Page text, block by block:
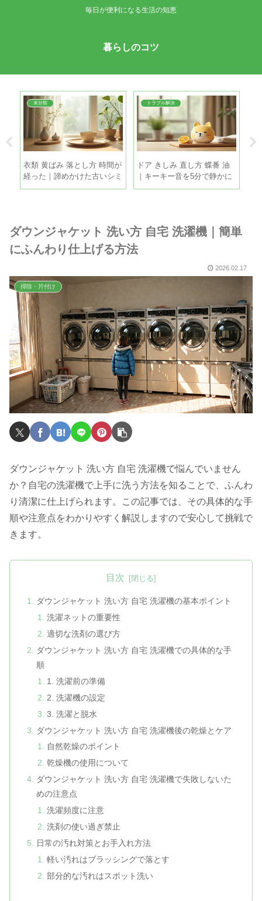
毎日が便利になる生活の知恵
暮らしのコツ
未分類
衣類 黄ばみ 落とし方 時間が
経った｜諦めかけた古いシミ
も家庭で復活させる方法
トラブル解決
ドア きしみ 直し方 蝶番 油
｜キーキー音を5分で静かに
する手順
ダウンジャケット 洗い方 自宅 洗濯機｜簡単
にふんわり仕上げる方法
2026.02.17
掃除・片付け
ダウンジャケット 洗い方 自宅 洗濯機で悩んでいません
か？自宅の洗濯機で上手に洗う方法を知ることで、ふんわ
り清潔に仕上げられます。この記事では、その具体的な手
順や注意点をわかりやすく解説しますので安心して挑戦で
きます。
目次
ダウンジャケット 洗い方 自宅 洗濯機の基本ポイント
洗濯ネットの重要性
適切な洗剤の選び方
ダウンジャケット 洗い方 自宅 洗濯機での具体的な手
順
1. 洗濯前の準備
2. 洗濯機の設定
3. 洗濯と脱水
ダウンジャケット 洗い方 自宅 洗濯機後の乾燥とケア
自然乾燥のポイント
乾燥機の使用について
ダウンジャケット 洗い方 自宅 洗濯機で失敗しないた
めの注意点
洗濯頻度に注意
洗剤の使い過ぎ禁止
日常の汚れ対策とお手入れ方法
軽い汚れはブラッシングで落とす
部分的な汚れはスポット洗い